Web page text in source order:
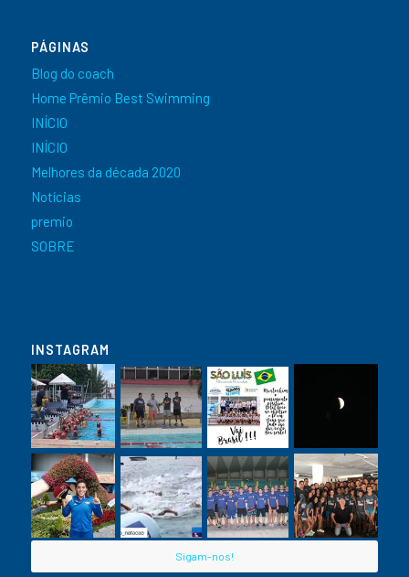
PÁGINAS
Blog do coach
Home Prêmio Best Swimming
INÍCIO
INÍCIO
Melhores da década 2020
Notícias
premio
SOBRE
INSTAGRAM
Sigam-nos!